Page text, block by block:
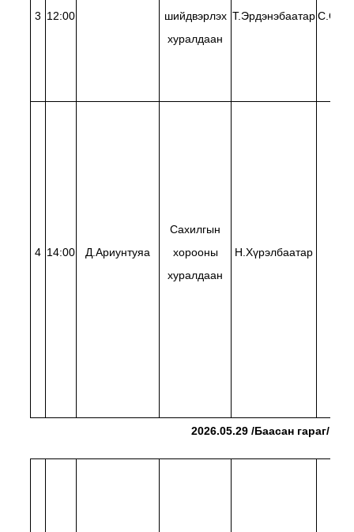
3 12:00
шийдвэрлэх
хуралдаан
Т.Эрдэнэбаатар
4 14:00 Д.Ариунтуяа
Сахилгын
хорооны
хуралдаан
Н.Хүрэлбаатар
2026.05.29 /Баасан гараг/